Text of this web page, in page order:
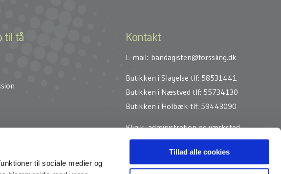
til sociale medier og
Tillad alle cookies
til tå Kontakt
E-mail: bandagisten@forssling.dk
Butikken i Slagelse tlf: 58531441
Butikken i Næstved tlf: 55734130
Butikken i Holbæk tlf: 59443090
Klinik, administration og værksted
Industrivej 1
Tlf: 57834110